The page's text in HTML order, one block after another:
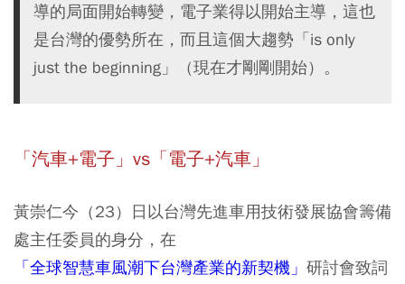
導的局面開始轉變，電子業得以開始主導，這也
是台灣的優勢所在，而且這個大趨勢「is only
just the beginning」（現在才剛剛開始）。
「汽車+電子」vs「電子+汽車」
黃崇仁今（23）日以台灣先進車用技術發展協會籌備
處主任委員的身分，在
「全球智慧車風潮下台灣產業的新契機」 研討會致詞